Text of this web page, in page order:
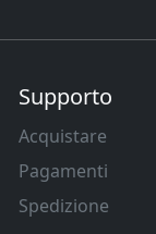
Supporto
Acquistare
Pagamenti
Spedizione